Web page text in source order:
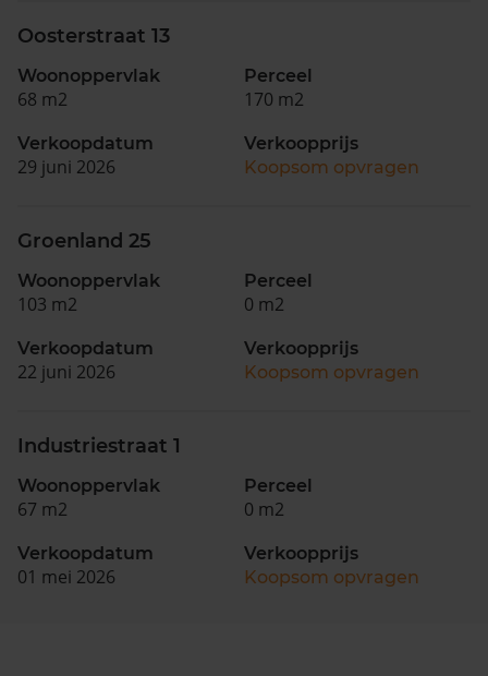
Oosterstraat 13
Woonoppervlak
68 m2
Perceel
170 m2
Verkoopdatum
29 juni 2026
Verkoopprijs
Koopsom opvragen
Groenland 25
Woonoppervlak
103 m2
Perceel
0 m2
Verkoopdatum
22 juni 2026
Verkoopprijs
Koopsom opvragen
Industriestraat 1
Woonoppervlak
67 m2
Perceel
0 m2
Verkoopdatum
01 mei 2026
Verkoopprijs
Koopsom opvragen